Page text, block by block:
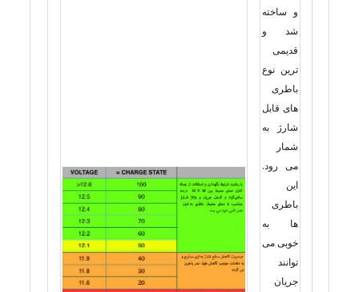
و ساخته
شد و
قدیمی
ترین نوع
باطری
های قابل
شارژ به
شمار
می رود.
این
باطری
ها به
خوبی می
توانند
جریان